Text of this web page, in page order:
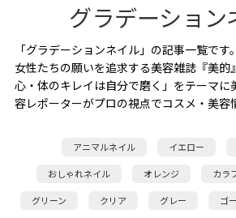
グラデーション
「グラデーションネイル」の記事一覧です
女性たちの願いを追求する美容雑誌『美的
心・体のキレイは自分で磨く」をテーマに
容レポーターがプロの視点でコスメ・美容
アニマルネイル イエロー
おしゃれネイル オレンジ カラ
グリーン クリア グレー ゴ